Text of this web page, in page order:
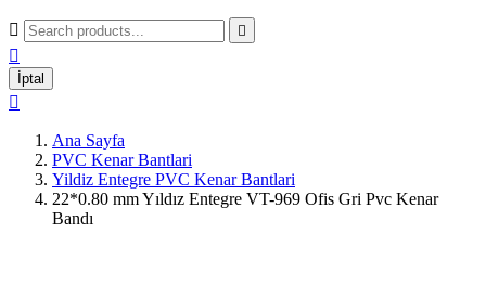
 

İptal

Ana Sayfa
PVC Kenar Bantlari
Yildiz Entegre PVC Kenar Bantlari
22*0.80 mm Yıldız Entegre VT-969 Ofis Gri Pvc Kenar
Bandı